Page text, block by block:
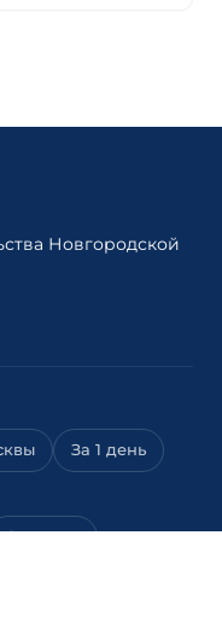
Новгородской
За 1 день
С детьми